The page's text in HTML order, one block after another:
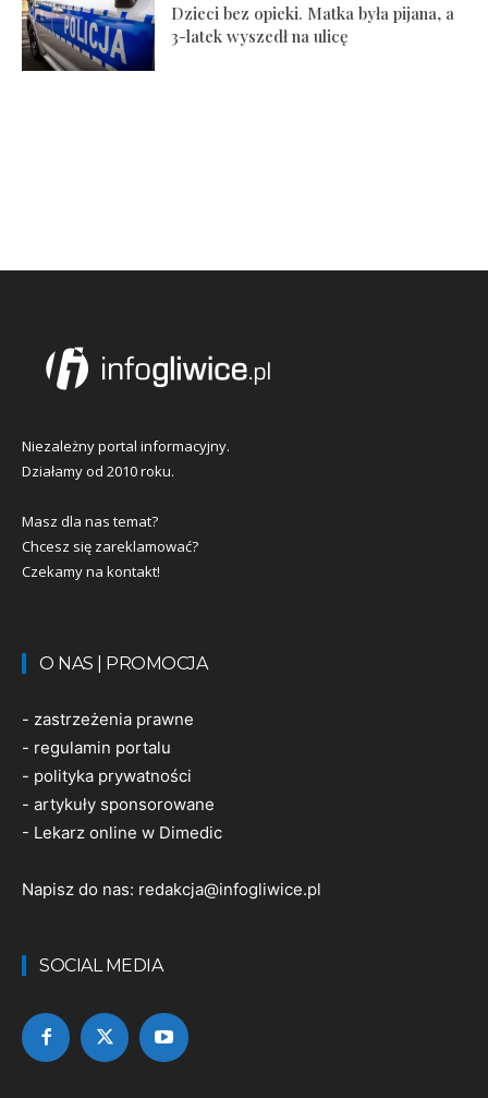
Dzieci bez opieki. Matka była pijana, a
3-latek wyszedł na ulicę
Niezależny portal informacyjny.
Działamy od 2010 roku.
Masz dla nas temat?
Chcesz się zareklamować?
Czekamy na kontakt!
O NAS | PROMOCJA
- zastrzeżenia prawne
- regulamin portalu
- polityka prywatności
- artykuły sponsorowane
- Lekarz online w Dimedic
Napisz do nas: redakcja@infogliwice.pl
SOCIAL MEDIA